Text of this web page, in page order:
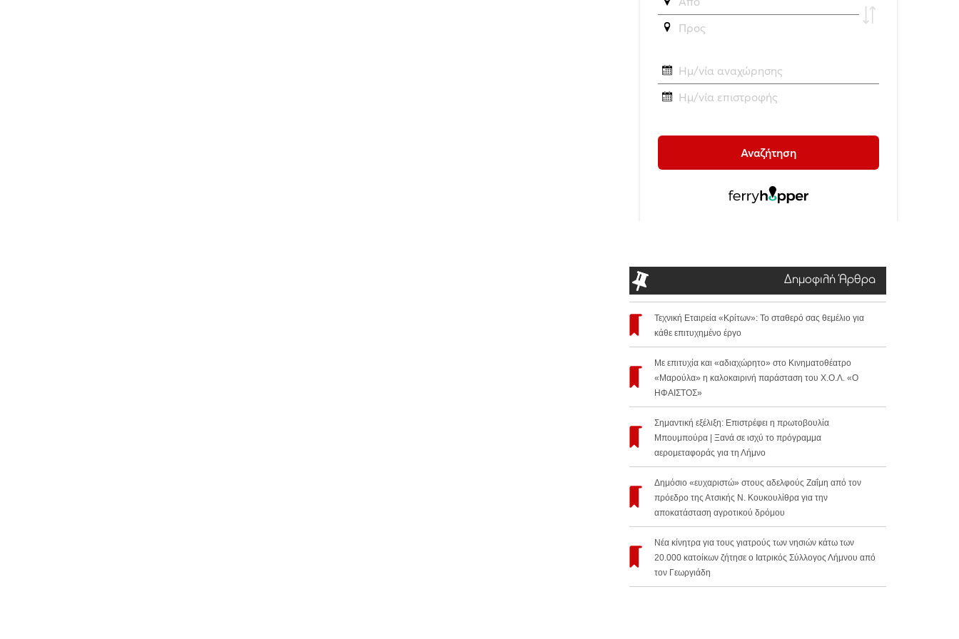
Δημοφιλή Άρθρα
Τεχνική Εταιρεία «Κρίτων»: Το σταθερό σας θεμέλιο για
κάθε επιτυχημένο έργο
Με επιτυχία και «αδιαχώρητο» στο Κινηματοθέατρο
«Μαρούλα» η καλοκαιρινή παράσταση του Χ.Ο.Λ. «Ο
ΗΦΑΙΣΤΟΣ»
Σημαντική εξέλιξη: Επιστρέφει η πρωτοβουλία
Μπουμπούρα | Ξανά σε ισχύ το πρόγραμμα
αερομεταφοράς για τη Λήμνο
Δημόσιο «ευχαριστώ» στους αδελφούς Ζαΐμη από τον
πρόεδρο της Ατσικής Ν. Κουκουλίθρα για την
αποκατάσταση αγροτικού δρόμου
Νέα κίνητρα για τους γιατρούς των νησιών κάτω των
20.000 κατοίκων ζήτησε ο Ιατρικός Σύλλογος Λήμνου από
τον Γεωργιάδη